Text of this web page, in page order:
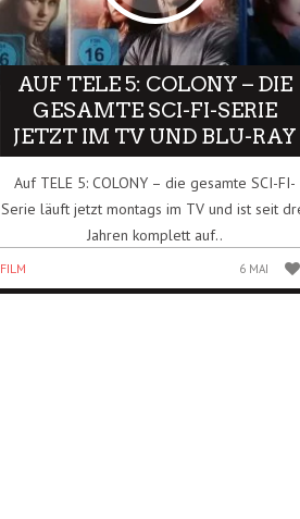
AUF TELE 5: COLONY – DIE
GESAMTE SCI-FI-SERIE
JETZT IM TV UND BLU-RAY
Auf TELE 5: COLONY – die gesamte SCI-FI-
Serie läuft jetzt montags im TV und ist seit
Jahren komplett auf..
FILM 6 MAI